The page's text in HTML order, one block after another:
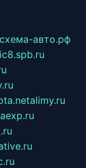
схема-авто.рф
alimy.ru